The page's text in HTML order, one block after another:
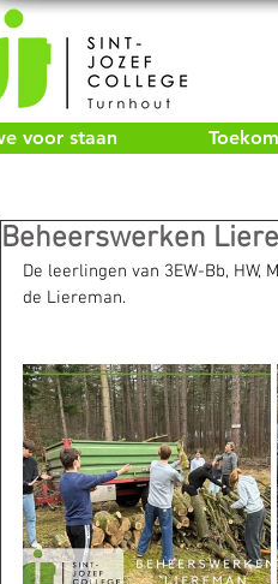
voor staan
Beheerswerken
De leerlingen van 3EW-Bb,
de Liereman.